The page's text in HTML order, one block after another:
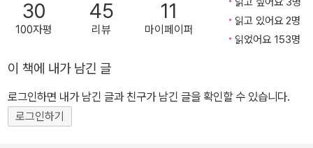
여 선뜻 학교 문을 들어서지 못한다. 그리고 오늘 같은 황당한 일이 있
었던 때를 돌아보며 용기를 내려고 애를 쓴 뒤 학교 안으로 들어간다.
피에르의 알몸을 놀리지 않는다. 단지 그의 남다른 차림에 친구들은
약간 당황하면서도 자연스럽게 인사한다. 아이들은 피에르에게 옷차
림이 좀 다르다든가, 장화가 멋있다는 등의 말로 인사를 한다. 그렇지
30
100자평
45
리뷰
11
마이페이퍼
읽고 있어요 2명
읽었어요 153명
이 책에 내가 남긴 글
로그인하면 내가 남긴 글과 친구가 남긴 글을 확인할 수 있습니다.
로그인하기